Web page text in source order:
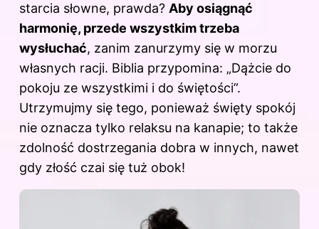
starcia słowne, prawda? Aby osiągnąć
harmonię, przede wszystkim trzeba
wysłuchać, zanim zanurzymy się w morzu
własnych racji. Biblia przypomina: „Dążcie do
pokoju ze wszystkimi i do świętości”.
Utrzymujmy się tego, ponieważ święty spokój
nie oznacza tylko relaksu na kanapie; to także
zdolność dostrzegania dobra w innych, nawet
gdy złość czai się tuż obok!